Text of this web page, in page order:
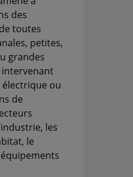
des
toutes
petites,
grandes
électrique ou
de
les
le